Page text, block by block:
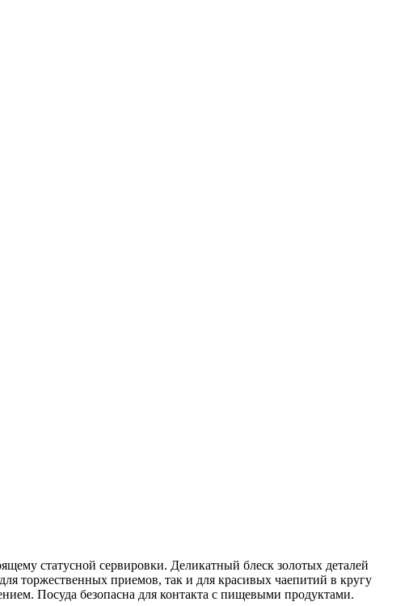
статусной сервировки. Деликатный блеск золотых деталей
торжественных приемов, так и для красивых чаепитий в кругу
Посуда безопасна для контакта с пищевыми продуктами.